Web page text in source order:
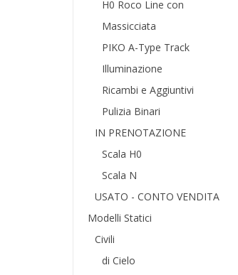
H0 Roco Line con
Massicciata
PIKO A-Type Track
Illuminazione
Ricambi e Aggiuntivi
Pulizia Binari
IN PRENOTAZIONE
Scala H0
Scala N
USATO - CONTO VENDITA
Modelli Statici
Civili
di Cielo